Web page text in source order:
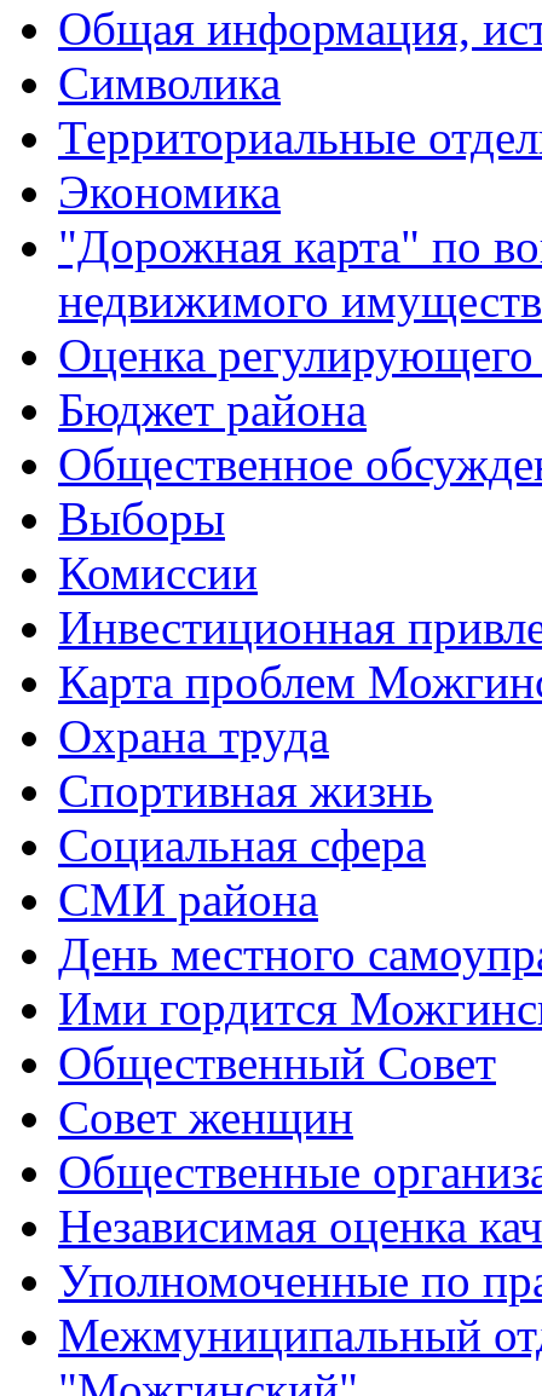
Общая информация,
Символика
Территориальные
Экономика
"Дорожная карта" по
недвижимого
Оценка регулирующего
Бюджет района
Общественное
Выборы
Комиссии
Инвестиционная
Карта проблем
Охрана труда
Спортивная жизнь
Социальная сфера
СМИ района
День местного
Ими гордится
Общественный Совет
Совет женщин
Общественные
Независимая оценка
Уполномоченные по
Межмуниципальный